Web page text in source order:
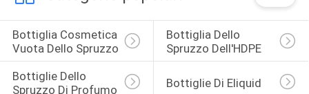
Bottiglia Cosmetica
Vuota Dello Spruzzo
Bottiglia Dello
Spruzzo Dell'HDPE
Bottiglie Dello
Spruzzo Di Profumo
Bottiglie Di Eliquid